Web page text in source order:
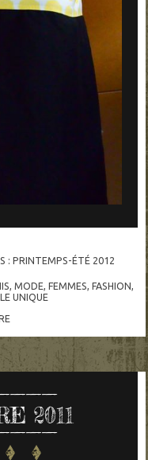
: PRINTEMPS-ÉTÉ 2012
, MODE, FEMMES, FASHION,
UNIQUE
2011